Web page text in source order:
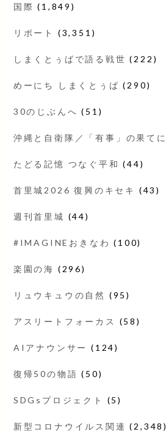
国際 (1,849)
リポート (3,351)
しまくとぅばで語る戦世 (222)
めーにち しまくとぅば (290)
30のじぶんへ (51)
沖縄と自衛隊／「有事」の果てに
たどる記憶 つなぐ平和 (44)
首里城2026 復興のキセキ (43)
週刊首里城 (44)
#IMAGINEおきなわ (100)
楽園の海 (296)
リュウキュウの自然 (95)
アスリートフォーカス (58)
AIアナウンサー (124)
復帰50の物語 (50)
SDGsプロジェクト (5)
新型コロナウイルス関連 (2,348)